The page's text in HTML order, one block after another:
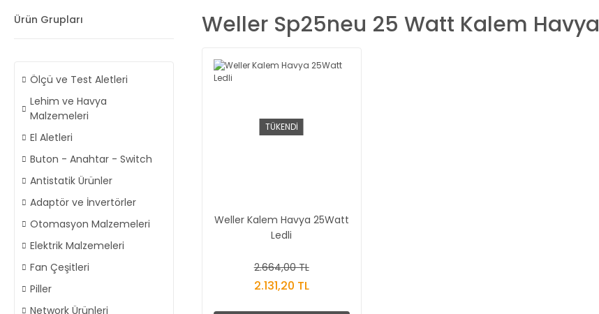
Ürün Grupları
Ölçü ve Test Aletleri
Lehim ve Havya
Malzemeleri
El Aletleri
Buton - Anahtar - Switch
Antistatik Ürünler
Adaptör ve İnvertörler
Otomasyon Malzemeleri
Elektrik Malzemeleri
Fan Çeşitleri
Piller
Network Ürünleri
Weller Sp25neu 25 Watt Kalem Havya
TÜKENDİ
Weller Kalem Havya 25Watt
Ledli
2.664,00 TL
2.131,20 TL